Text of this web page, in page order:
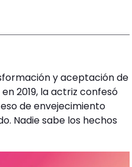
y aceptación de
2019, la actriz confesó
de envejecimiento
Nadie sabe los hechos